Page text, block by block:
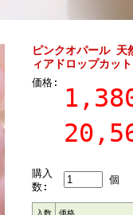
ピンクオパール
ィアドロップカッ
価格:
購入
数:
個
入数 価格